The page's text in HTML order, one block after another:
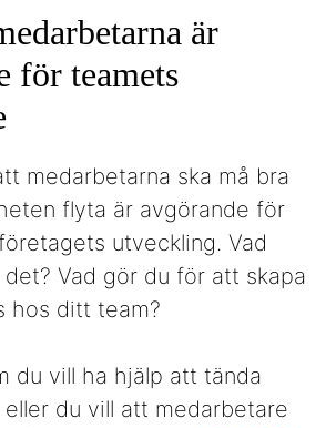
är
för teamets
medarbetarna ska må bra
flyta är avgörande för
utveckling. Vad
Vad gör du för att skapa
hos ditt team?
du vill ha hjälp att tända
eller du vill att medarbetare